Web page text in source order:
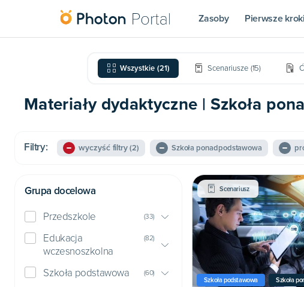
Zasoby Pierwsze kroki
Wszystkie (21) Scenariusze (15)
Materiały dydaktyczne | Szkoła
Filtry: wyczyść filtry(2) Szkoła ponadpodstawowa
Grupa docelowa
Przedszkole (33)
Edukacja
wczesnoszkolna
(82)
Szkoła podstawowa (60)
Scenariusz
Szkoła podstawowa Szkoła